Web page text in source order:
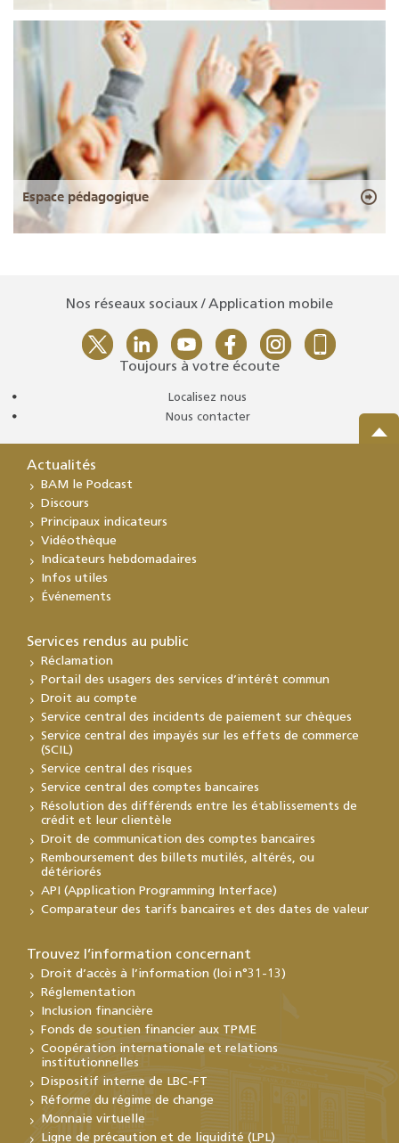
Espace pédagogique
Nos réseaux sociaux / Application mobile
Toujours à votre écoute
Localisez nous
Nous contacter
Actualités
BAM le Podcast
Discours
Principaux indicateurs
Vidéothèque
Indicateurs hebdomadaires
Infos utiles
Événements
Services rendus au public
Réclamation
Portail des usagers des services d’intérêt commun
Droit au compte
Service central des incidents de paiement sur chèques
Service central des impayés sur les effets de commerce
(SCIL)
Service central des risques
Service central des comptes bancaires
Résolution des différends entre les établissements de
crédit et leur clientèle
Droit de communication des comptes bancaires
Remboursement des billets mutilés, altérés, ou
détériorés
API (Application Programming Interface)
Comparateur des tarifs bancaires et des dates de valeur
Trouvez l’information concernant
Droit d’accès à l’information (loi n°31-13)
Réglementation
Inclusion financière
Fonds de soutien financier aux TPME
Coopération internationale et relations
institutionnelles
Dispositif interne de LBC-FT
Réforme du régime de change
Monnaie virtuelle
Ligne de précaution et de liquidité (LPL)